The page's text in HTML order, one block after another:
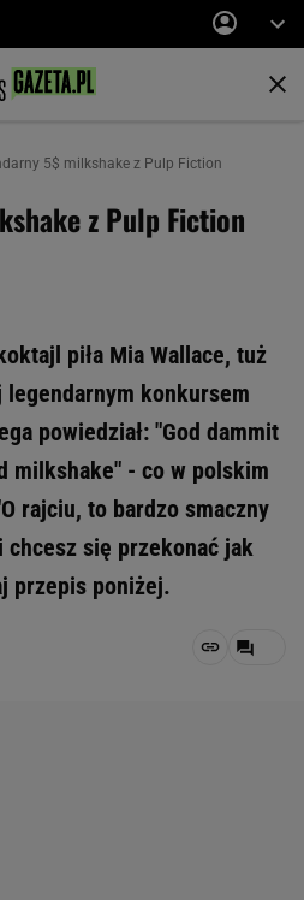
5$ milkshake z Pulp Fiction
z Pulp Fiction
piła Mia Wallace, tuż
konkursem
powiedział: "God dammit
- co w polskim
rajciu, to bardzo smaczny
się przekonać jak
przepis poniżej.